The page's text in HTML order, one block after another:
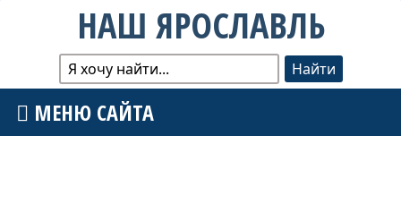
НАШ ЯРОСЛАВЛЬ
МЕНЮ САЙТА